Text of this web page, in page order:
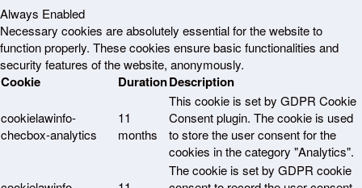
Always Enabled
Necessary cookies are absolutely essential for the website to
function properly. These cookies ensure basic functionalities and
security features of the website, anonymously.
Cookie DurationDescription
cookielawinfo-
checbox-analytics
11
months
This cookie is set by GDPR Cookie
Consent plugin. The cookie is used
to store the user consent for the
cookies in the category "Analytics".
The cookie is set by GDPR cookie